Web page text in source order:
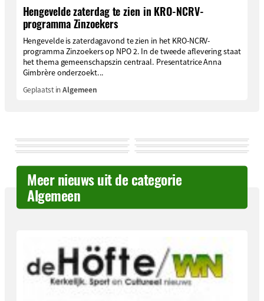
Hengevelde zaterdag te zien in KRO-NCRV-
programma Zinzoekers
Hengevelde is zaterdagavond te zien in het KRO-NCRV-
programma Zinzoekers op NPO 2. In de tweede aflevering staat
het thema gemeenschapszin centraal. Presentatrice Anna
Gimbrère onderzoekt...
Geplaatst inAlgemeen
Meer nieuws uit de categorie
Algemeen